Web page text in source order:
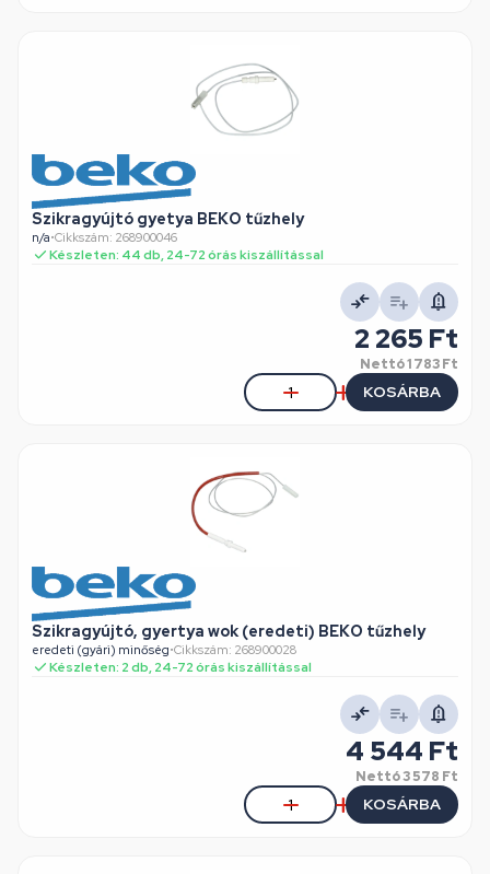
Szikragyújtó gyetya BEKO tűzhely
n/a•Cikkszám: 268900046
Készleten: 44 db, 24-72 órás kiszállítással
2 265 Ft
Nettó1 783 Ft
KOSÁRBA
Szikragyújtó, gyertya wok (eredeti) BEKO tűzhely
eredeti (gyári) minőség•Cikkszám: 268900028
Készleten: 2 db, 24-72 órás kiszállítással
4 544 Ft
Nettó3 578 Ft
KOSÁRBA